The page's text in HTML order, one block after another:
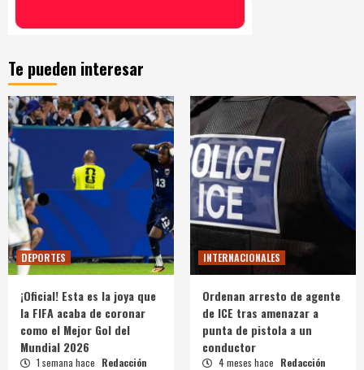
Te pueden interesar
DEPORTES
¡Oficial! Esta es la joya que
la FIFA acaba de coronar
como el Mejor Gol del
Mundial 2026
1 semana hace Redacción
INTERNACIONALES
Ordenan arresto de agente
de ICE tras amenazar a
punta de pistola a un
conductor
4 meses hace Redacción